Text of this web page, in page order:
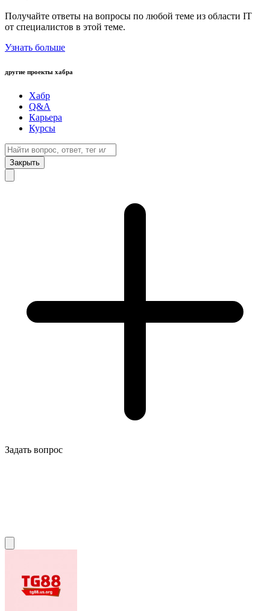
Получайте ответы на вопросы по любой теме из области IT
от специалистов в этой теме.
Узнать больше
другие проекты хабра
Хабр
Q&A
Карьера
Курсы
Закрыть
Задать вопрос